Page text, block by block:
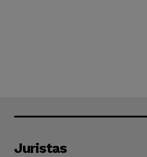
Juristas